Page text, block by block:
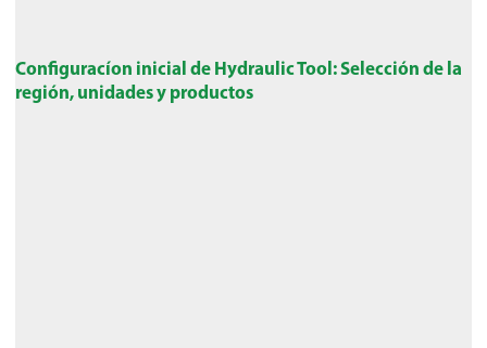
Configuracíon inicial de Hydraulic Tool: Selección de la
región, unidades y productos